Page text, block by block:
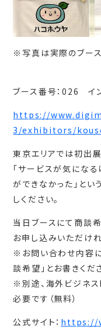
※写真は実際のブース
ブース番号：026 イ
https://
3/exhibitors/
東京エリアでは初出展
「サービスが気にな
ができなかった」とい
しください。
当日ブースにて商談
お申し込みいただけ
※お問い合わせ内容
談希望」とお書きくだ
※別途、海外ビジネ
必要です（無料）
公式サイト： https://